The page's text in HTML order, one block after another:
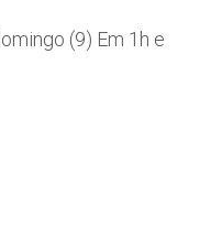
(9) Em 1h e